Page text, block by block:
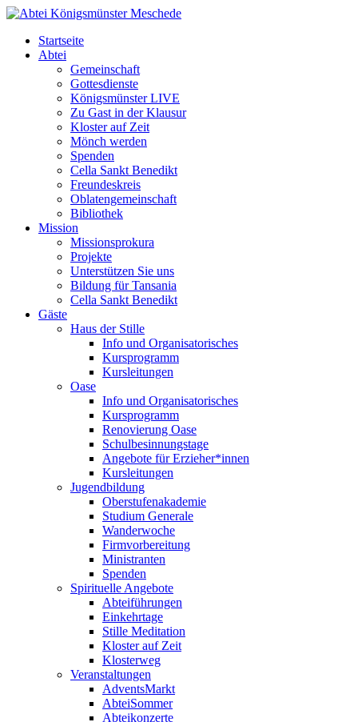
Startseite
Abtei
Gemeinschaft
Gottesdienste
Königsmünster LIVE
Zu Gast in der Klausur
Kloster auf Zeit
Mönch werden
Spenden
Cella Sankt Benedikt
Freundeskreis
Oblatengemeinschaft
Bibliothek
Mission
Missionsprokura
Projekte
Unterstützen Sie uns
Bildung für Tansania
Cella Sankt Benedikt
Gäste
Haus der Stille
Info und Organisatorisches
Kursprogramm
Kursleitungen
Oase
Info und Organisatorisches
Kursprogramm
Renovierung Oase
Schulbesinnungstage
Angebote für Erzieher*innen
Kursleitungen
Jugendbildung
Oberstufenakademie
Studium Generale
Wanderwoche
Firmvorbereitung
Ministranten
Spenden
Spirituelle Angebote
Abteiführungen
Einkehrtage
Stille Meditation
Kloster auf Zeit
Klosterweg
Veranstaltungen
AdventsMarkt
AbteiSommer
Abteikonzerte